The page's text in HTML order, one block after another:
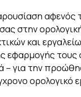
αφενός
στην
και
εφαρμογής τους
– για την
ορολογικό